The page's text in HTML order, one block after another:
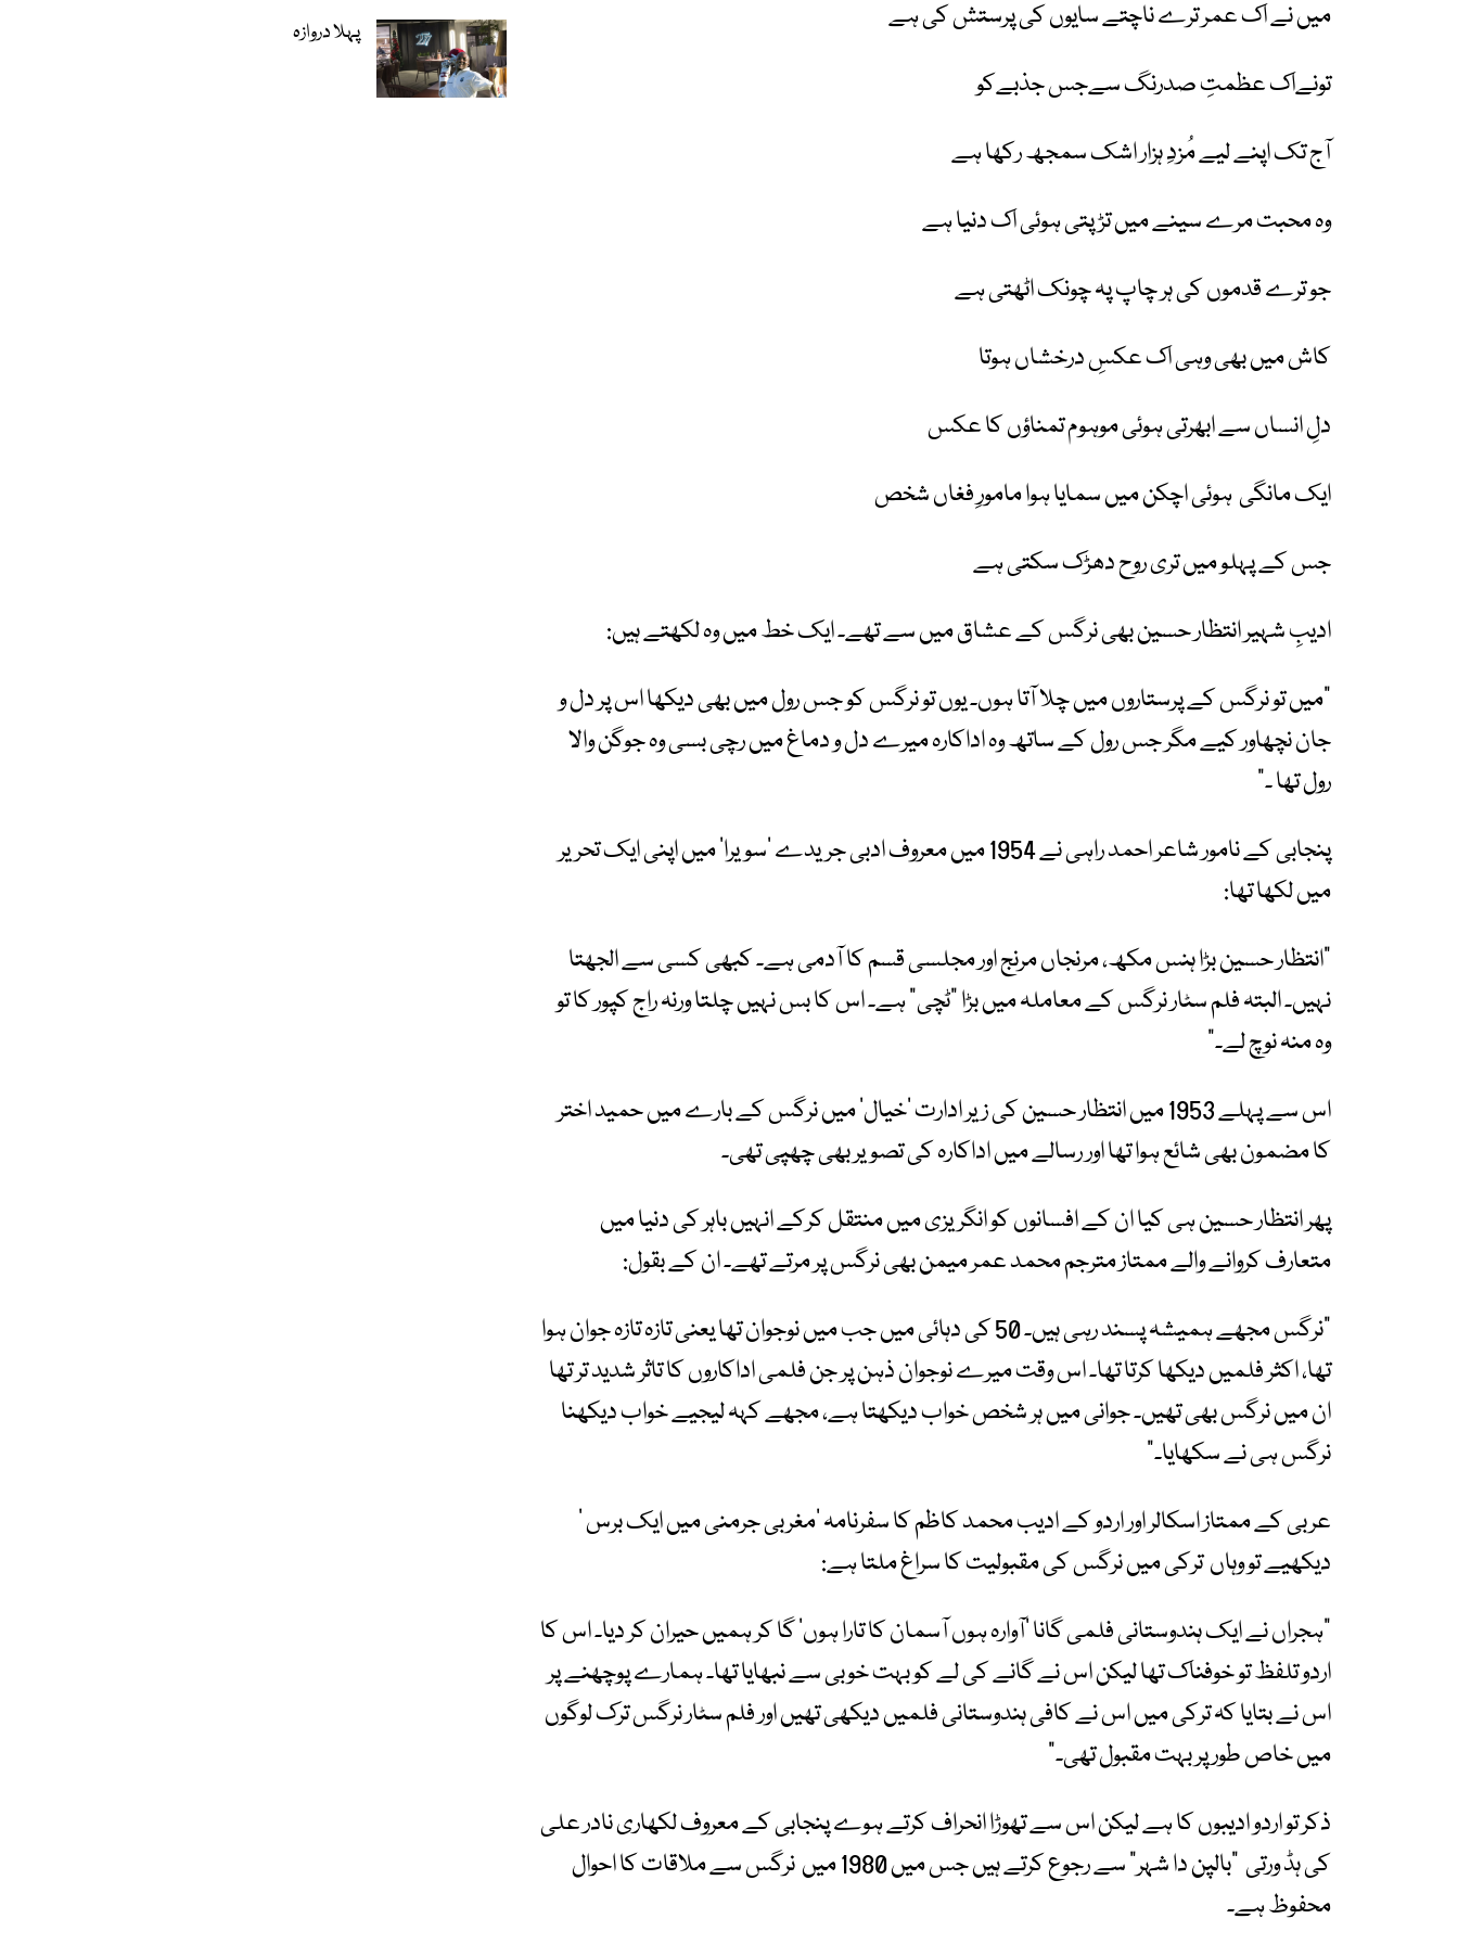
میں نے اک عمر ترے ناچتے سایوں کی پرستش کی ہے
تونےاک عظمتِ صدرنگ سےجس جذبےکو
آج تک اپنے لیے مُزدِ ہزار اشک سمجھ رکھا ہے
وہ محبت مرے سینے میں تڑپتی ہوئی اک دنیا ہے
جو ترے قدموں کی ہر چاپ پہ چونک اٹھتی ہے
کاش میں بھی وہی اک عکسِ درخشاں ہوتا
دلِ انساں سے ابھرتی ہوئی موہوم تمناؤں کا عکس
ایک مانگیہوئی اچکن میں سمایا ہوا مامورِ فغاں شخص
جس کے پہلو میں تری روح دھڑک سکتی ہے
ادیبِ شہیر انتظار حسین بھی نرگس کے عشاق میں سے تھے۔ ایک خط میں وہ لکھتے ہیں:
”میں تو نرگس کے پرستاروں میں چلا آتا ہوں۔ یوں تو نرگس کو جس رول میں بھی دیکھا اس پر دل و
جان نچھاور کیے مگر جس رول کے ساتھ وہ اداکارہ میرے دل و دماغ میں رچی بسی وہ جوگن والا
رول تھا ۔“
پنجابی کے نامور شاعر احمد راہی نے
میں معروف ادبی جریدے‘سویرا‘میں اپنی ایک تحریر
میں لکھا تھا:
”انتظار حسین بڑا ہنس مکھ، مرنجاں مرنج اور مجلسی قسم کا آدمی ہے۔ کبھی کسی سے الجھتا
نہیں۔ البتہ فلم سٹار نرگس کے معاملہ میں بڑا”ٹچی“ہے۔ اس کا بس نہیں چلتا ورنہ راج کپور کا تو
وہ منہ نوچ لے۔“
اس سے پہلے
میں انتظار حسین کی زیر ادارت‘خیال‘میں نرگس کے بارے میں حمید اختر
کا مضمون بھی شائع ہوا تھا اور رسالے میں اداکارہ کی تصویر بھی چھپی تھی۔
پھر انتظار حسین ہی کیا ان کے افسانوں کو انگریزی میں منتقل کرکے انہیں باہر کی دنیا میں
متعارف کروانے والے ممتاز مترجم محمد عمر میمن بھی نرگس پر مرتے تھے۔ ان کے بقول:
”نرگس مجھے ہمیشہ پسند رہی ہیں۔
کی دہائی میں جب میں نوجوان تھا یعنی تازہ تازہ جوان ہوا
تھا، اکثر فلمیں دیکھا کرتا تھا۔ اس وقت میرے نوجوان ذہن پر جن فلمی اداکاروں کا تاثر شدید تر تھا
ان میں نرگس بھی تھیں۔ جوانی میں ہر شخص خواب دیکھتا ہے، مجھے کہہ لیجیے خواب دیکھنا
نرگس ہی نے سکھایا۔“
عربی کے ممتاز اسکالر اور اردو کے ادیب محمد کاظم کا سفرنامہ‘مغربی جرمنی میں ایک برس‘
دیکھیے تو وہاں ترکی میں نرگس کی مقبولیت کا سراغ ملتا ہے:
”ہجراں نے ایک ہندوستانی فلمی گانا’آوارہ ہوں آسمان کا تارا ہوں‘گا کر ہمیں حیران کر دیا۔ اس کا
اردو تلفظ تو خوفناک تھا لیکن اس نے گانے کی لے کو بہت خوبی سے نبھایا تھا۔ ہمارے پوچھنے پر
اس نے بتایا کہ ترکی میں اس نے کافی ہندوستانی فلمیں دیکھی تھیں اور فلم سٹار نرگس ترک لوگوں
میں خاص طور پر بہت مقبول تھی۔“
ذکر تو اردو ادیبوں کا ہے لیکن اس سے تھوڑا انحراف کرتے ہوے پنجابی کے معروف لکھاری نادر علی
کی ہڈ ورتی ”بالپن دا شہر“سے رجوع کرتے ہیں جس میں میںنرگس سے ملاقات کا احوال
محفوظ ہے۔
پہلا دروازہ